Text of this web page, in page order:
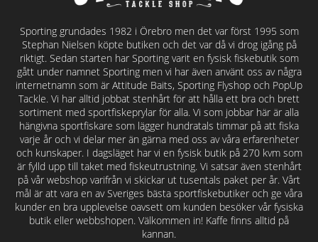
Sporting grundades 1982 i Örebro men det var först 1995 som
Stephan Nielsen köpte butiken och det var då vi drog igång på
riktigt. Sedan starten har Sporting varit en fysisk fiskebutik som
gått under namnet Sporting men vi har även använt oss av några
internetnamn som är Attitude Baits, Sporting Flyshop och PopUp
Tackle. Vi har alltid jobbat stenhårt för att hålla ett bra och brett
sortiment med sportfiskeprylar för alla. Vi som jobbar här är alla
hängivna sportfiskare som lägger hundratals timmar på att fiska
varje år och vi delar mer än gärna med oss av våra erfarenheter
och kunskaper. I dagsläget har vi en fysisk butik på 270 kvm som
är fylld upp till taket med fiskeutrustning. Vi satsar även stenhårt
på vår webshop varifrån vi skickar ut tusentals paket per år. Vårt
mål är att vara en av Sveriges bästa sportfiskebutiker och ge våra
kunder en bra upplevelse oavsett om kunden besöker vår fysiska
butik eller webbshopen. Välkommen in! Kaffe finns alltid på
kannan.